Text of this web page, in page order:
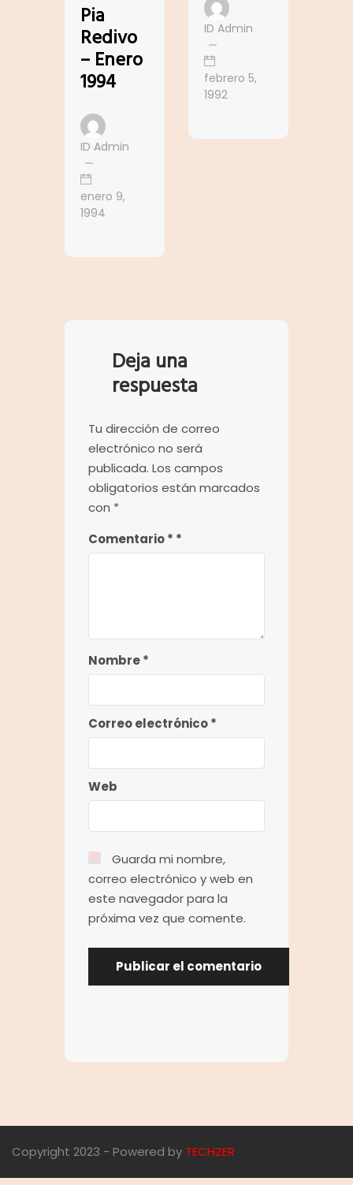
Pia
Redivo
– Enero
1994
ID Admin
enero 9,
1994
ID Admin
febrero 5,
1992
Deja una
respuesta
Tu dirección de correo
electrónico no será
publicada. Los campos
obligatorios están marcados
con *
Comentario*
Nombre*
Correo electrónico*
Web
Guarda mi nombre,
correo electrónico y web en
este navegador para la
próxima vez que comente.
Copyright 2023 - Powered by TECHZER